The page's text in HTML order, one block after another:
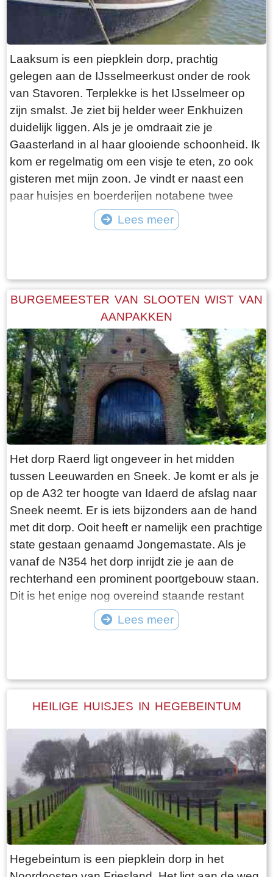
Laaksum is een piepklein dorp, prachtig
gelegen aan de IJsselmeerkust onder de rook
van Stavoren. Terplekke is het IJsselmeer op
zijn smalst. Je ziet bij helder weer Enkhuizen
duidelijk liggen. Als je je omdraait zie je
Gaasterland in al haar glooiende schoonheid. Ik
kom er regelmatig om een visje te eten, zo ook
gisteren met mijn zoon. Je vindt er naast een
paar huisjes en boerderijen notabene twee
visrestaurants op steenworp afstand van elkaar.
Er schijnt het jaar rond voldoende klandizie te
linker restaurant dat sinds een paar jaar in de
voormalige zoutloods gevestigd is. Zolang de
voorraad strekt welteverstaan. De naam
“Laaksumer Bot” suggereert dat de vis terplekke
gevangen wordt. En niets is minder waar.
Tegenover de twee visrestaurants ligt in het
kleinste haventje van Europa eenzaam en
alleen de HL6. Navraag in het restaurant leert
dan dit de vissersboot van de gebroeders De
Vries is. Zij zijn de laatste overgebleven vissers
van Laaksum. Eerder was er sprake van een
bescheiden vloot maar de meeste vissers van
Laaksum zijn er al lang geleden mee gestopt.
De gebroeders De Vries houden het dus nog vol
en vangen regelmatig bot bij Laaksum. Ik hoor
dat de ze inmiddels aardig op leeftijd zijn, in
ieder geval over de zestig. Ik hoop dat ze het
nog even kunnen volhouden tot aan hun
pensioenleeftijd. Want zodra zij ermee stoppen
vangt iedereen bot bij Laaksum.
Lees meer
BURGEMEESTER VAN SLOOTEN WIST VAN
AANPAKKEN
Het dorp Raerd ligt ongeveer in het midden
tussen Leeuwarden en Sneek. Je komt er als je
op de A32 ter hoogte van Idaerd de afslag naar
Sneek neemt. Er is iets bijzonders aan de hand
met dit dorp. Ooit heeft er namelijk een prachtige
state gestaan genaamd Jongemastate. Als je
vanaf de N354 het dorp inrijdt zie je aan de
rechterhand een prominent poortgebouw staan.
Dit is het enige nog overeind staande restant
van Jongemastate. Het poortgebouw geeft
toegang tot het park Jongemastate. In het
aub”. Het is de moeite waard om het park eens
heeft. Grote brokken zandsteen liggen her en
der verspreid door het park alsof er een enorme
explosie heeft plaatsgevonden. Niets is minder
waar. De laatste bewoner van Jongemastate
was Burgemeester van Slooten. Hij was
burgemeester van de gemeente
Rauwerderhem. Het voormalige gemeentehuis
staat een eindje verderop. Het is moeilijk voor te
stellen maar toen hij verhuisde heeft hij de state
Lees meer
HEILIGE HUISJES IN HEGEBEINTUM
Hegebeintum is een piepklein dorp in het